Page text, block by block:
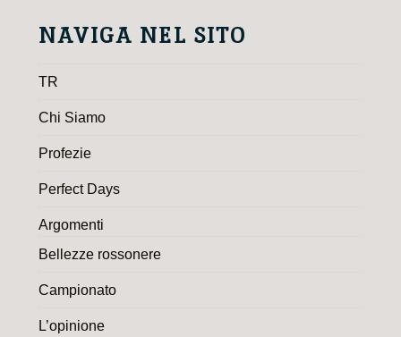
NAVIGA NEL SITO
TR
Chi Siamo
Profezie
Perfect Days
Argomenti
Bellezze rossonere
Campionato
L’opinione